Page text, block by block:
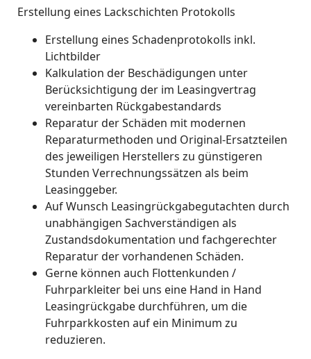
Erstellung eines Lackschichten Protokolls
Erstellung eines Schadenprotokolls inkl.
Lichtbilder
Kalkulation der Beschädigungen unter
Berücksichtigung der im Leasingvertrag
vereinbarten Rückgabestandards
Reparatur der Schäden mit modernen
Reparaturmethoden und Original-Ersatzteilen
des jeweiligen Herstellers zu günstigeren
Stunden Verrechnungssätzen als beim
Leasinggeber.
Auf Wunsch Leasingrückgabegutachten durch
unabhängigen Sachverständigen als
Zustandsdokumentation und fachgerechter
Reparatur der vorhandenen Schäden.
Gerne können auch Flottenkunden /
Fuhrparkleiter bei uns eine Hand in Hand
Leasingrückgabe durchführen, um die
Fuhrparkkosten auf ein Minimum zu
reduzieren.